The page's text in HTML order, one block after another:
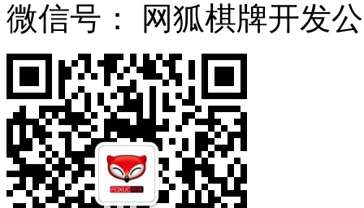
微信号： 网狐棋牌开发